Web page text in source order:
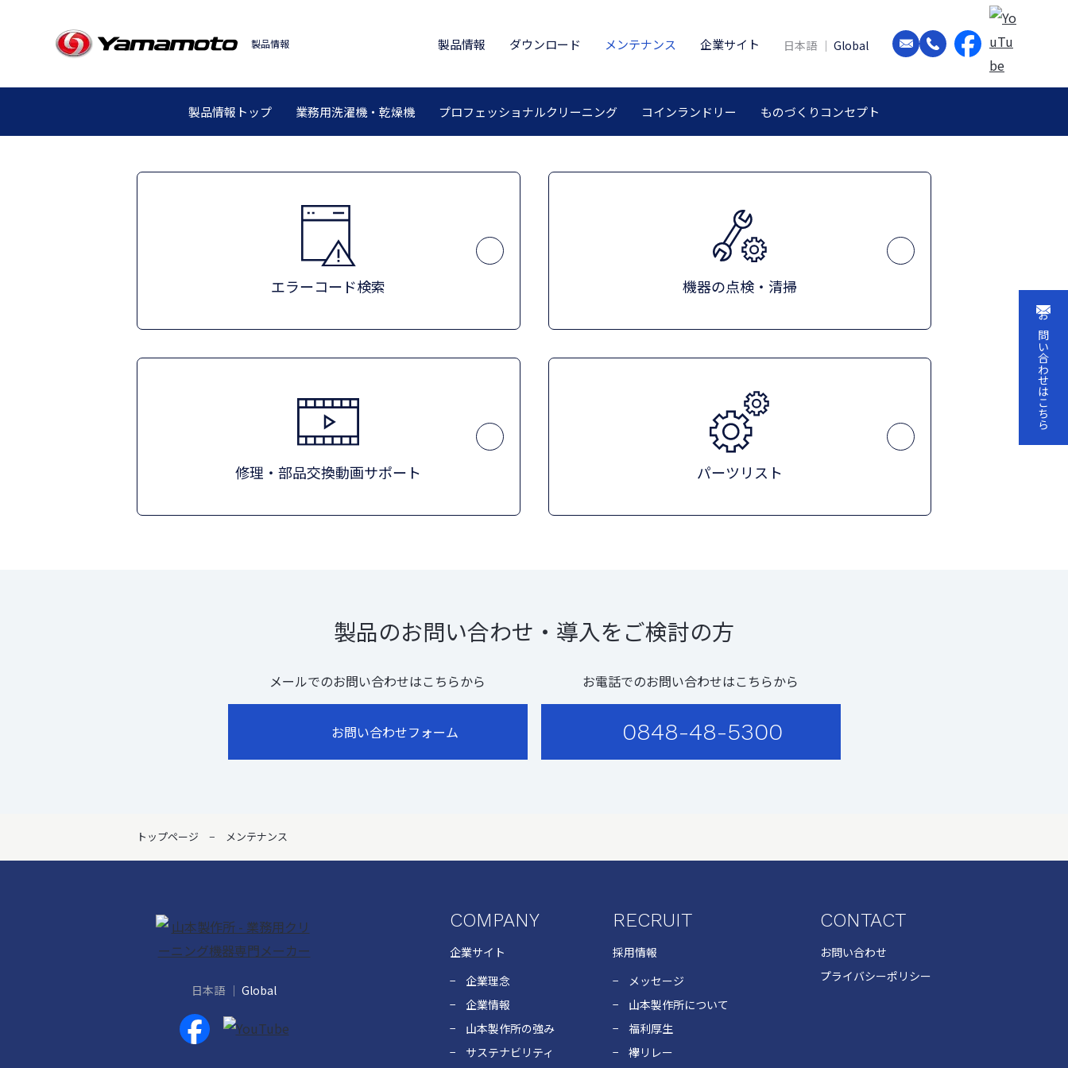
製品情報
製品情報トップ 業務用洗濯機・乾燥機 プロフェッショナルクリーニング コインランドリー ものづくりコンセプト
製品情報 ダウンロード メンテナンス 企業サイト 日本語 Global
お問い合わせはこちら
メンテナンス
エラーコード検索 機器の点検・清掃
修理・部品交換動画サポート パーツリスト
製品のお問い合わせ・導入をご検討の方
メールでのお問い合わせはこちらから
お問い合わせフォーム
お電話でのお問い合わせはこちらから
0848-48-5300
トップページ メンテナンス
COMPANY
企業サイト
企業理念
企業情報
山本製作所の強み
サステナビリティ
RECRUIT
採用情報
メッセージ
山本製作所について
福利厚生
襷リレー
CONTACT
お問い合わせ
プライバシーポリシー
日本語
Global